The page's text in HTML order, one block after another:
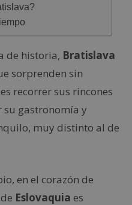
de historia, Bratislava
sorprenden sin
recorrer sus rincones
gastronomía y
muy distinto al de
en el corazón de
Eslovaquia es